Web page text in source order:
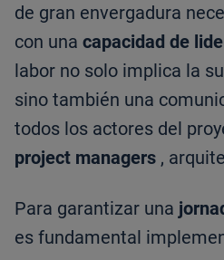
de gran envergadura
con una capacidad de
labor no solo implica la
sino también una
todos los actores del
project managers ,
Para garantizar una
es fundamental